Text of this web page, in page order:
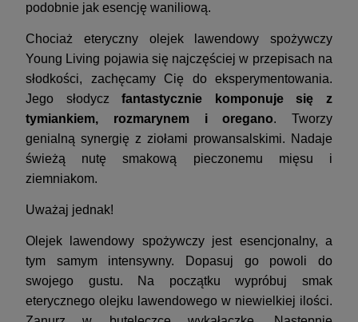
podobnie jak esencję waniliową.
Chociaż eteryczny olejek lawendowy spożywczy
Young Living pojawia się najczęściej w przepisach na
słodkości, zachęcamy Cię do eksperymentowania.
Jego słodyczfantastycznie komponuje się z
tymiankiem, rozmarynem i oregano. Tworzy
genialną synergię z ziołami prowansalskimi. Nadaje
świeżą nutę smakową pieczonemu mięsu i
ziemniakom.
Uważaj jednak!
Olejek lawendowy spożywczy jest esencjonalny, a
tym samym intensywny. Dopasuj go powoli do
swojego gustu. Na początku wypróbuj smak
eterycznego olejku lawendowego w niewielkiej ilości.